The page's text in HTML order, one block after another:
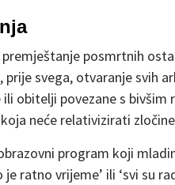
posmrtnih
prije svega, otvaranje svih
ili obitelji povezane s
neće relativizirati
program koji
ratno vrijeme’ ili ‘svi su